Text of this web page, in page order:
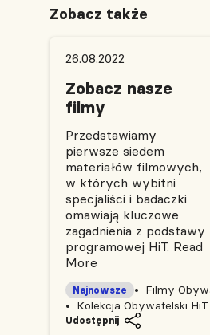
Zobacz także
26.08.2022
Zobacz nasze
filmy
Przedstawiamy
pierwsze siedem
materiałów filmowych,
w których wybitni
specjaliści i badaczki
omawiają kluczowe
zagadnienia z podstawy
programowej HiT. Read
More
Filmy
Najnowsze
Kolekcja Obywatelski HiT
Udostępnij